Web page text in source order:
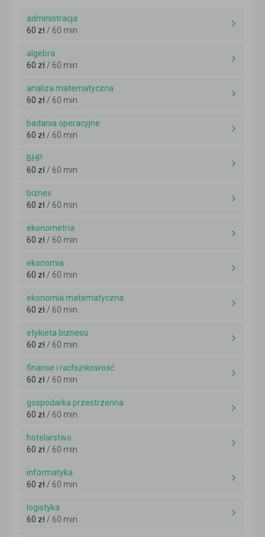
administracja
60 zł / 60 min
algebra
60 zł / 60 min
analiza matematyczna
60 zł / 60 min
badania operacyjne
60 zł / 60 min
BHP
60 zł / 60 min
biznes
60 zł / 60 min
ekonometria
60 zł / 60 min
ekonomia
60 zł / 60 min
ekonomia matematyczna
60 zł / 60 min
etykieta biznesu
60 zł / 60 min
finanse i rachunkowość
60 zł / 60 min
gospodarka przestrzenna
60 zł / 60 min
hotelarstwo
60 zł / 60 min
informatyka
60 zł / 60 min
logistyka
60 zł / 60 min